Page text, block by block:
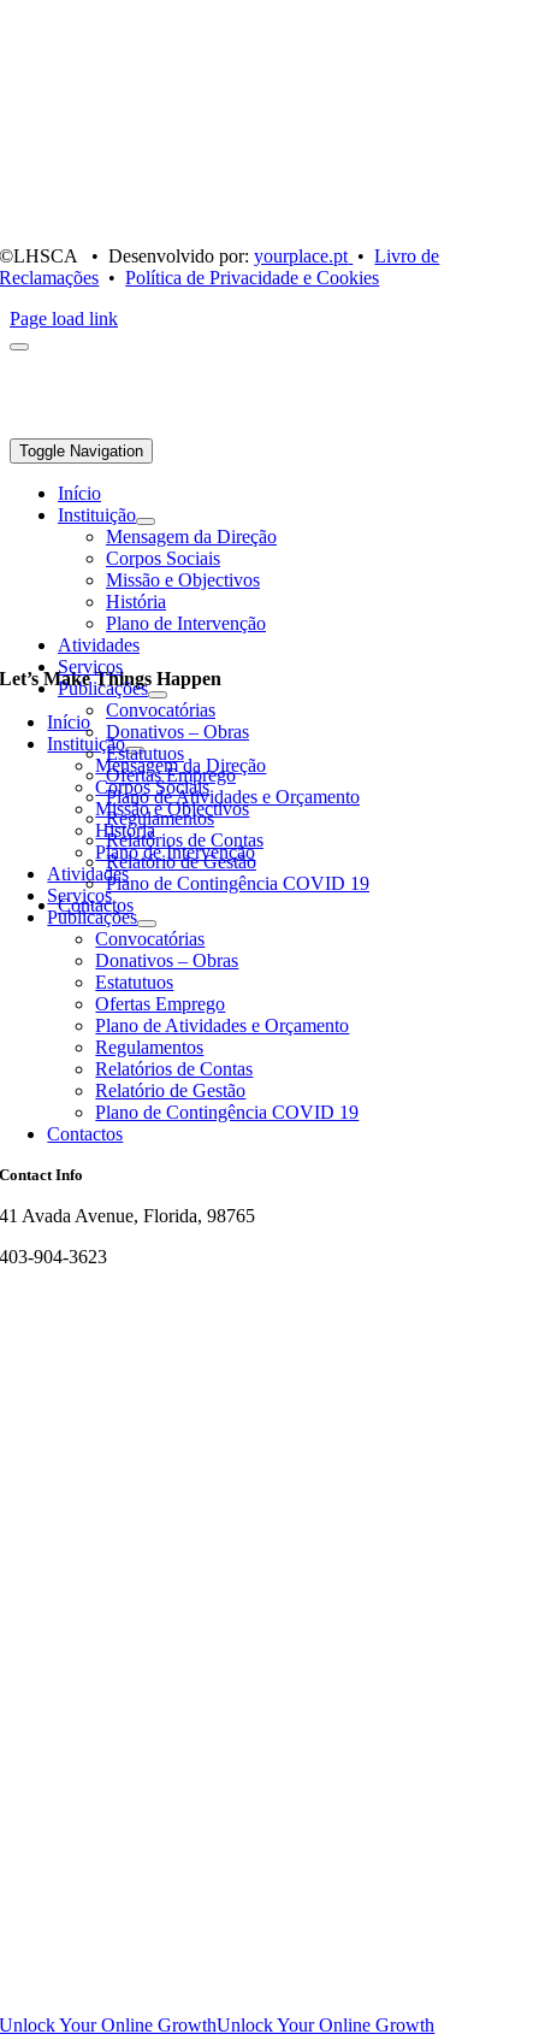
Toggle Navigation
Início
Instituição
Mensagem da Direção
Corpos Sociais
Missão e Objectivos
História
Plano de Intervenção
Atividades
Serviços
Publicações
Convocatórias
Donativos – Obras
Estatutuos
Ofertas Emprego
Plano de Atividades e Orçamento
Regulamentos
Relatórios de Contas
Relatório de Gestão
Plano de Contingência COVID 19
Contactos
©LHSCA • Desenvolvido por:yourplace.pt •Livro de
Reclamações •Política de Privacidade e Cookies
Page load link
Let’s Make Things Happen
Início
Instituição
Mensagem da Direção
Corpos Sociais
Missão e Objectivos
História
Plano de Intervenção
Atividades
Serviços
Publicações
Convocatórias
Donativos – Obras
Estatutuos
Ofertas Emprego
Plano de Atividades e Orçamento
Regulamentos
Relatórios de Contas
Relatório de Gestão
Plano de Contingência COVID 19
Contactos
Contact Info
41 Avada Avenue, Florida, 98765
403-904-3623
Unlock Your Online GrowthUnlock Your Online Growth